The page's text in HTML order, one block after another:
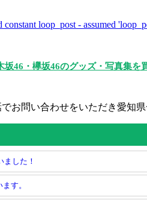
constant loop_post - assumed
46・欅坂46のグッズ・写真集を
お問い合わせをいただき愛知
ました！
す。